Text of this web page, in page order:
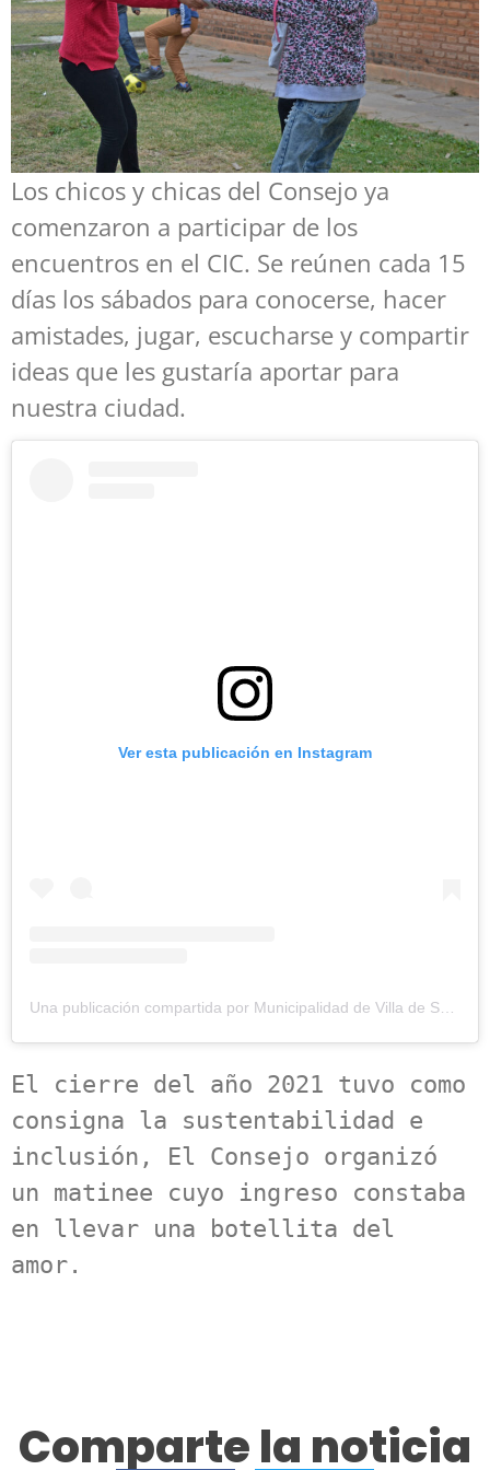
Los chicos y chicas del Consejo ya
comenzaron a participar de los
encuentros en el CIC. Se reúnen cada 15
días los sábados para conocerse, hacer
amistades, jugar, escucharse y compartir
ideas que les gustaría aportar para
nuestra ciudad.
Ver esta publicación en Instagram
El cierre del año 2021 tuvo como
consigna la sustentabilidad e
inclusión, El Consejo organizó
un matinee cuyo ingreso constaba
en llevar una botellita del
amor.
Comparte la noticia